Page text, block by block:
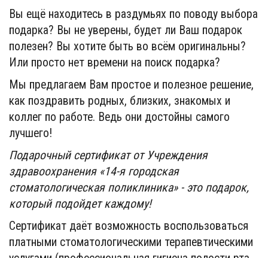
Вы ещё находитесь в раздумьях по поводу выбора
подарка? Вы не уверены, будет ли Ваш подарок
полезен? Вы хотите быть во всём оригинальны?
Или просто нет времени на поиск подарка?
Мы предлагаем Вам простое и полезное решение,
как поздравить родных, близких, знакомых и
коллег по работе. Ведь они достойны самого
лучшего!
Подарочный сертификат от Учреждения
здравоохранения «14-я городская
стоматологическая поликлиника» - это подарок,
который подойдет каждому!
Сертификат даёт возможность воспользоваться
платными стоматологическими терапевтическими